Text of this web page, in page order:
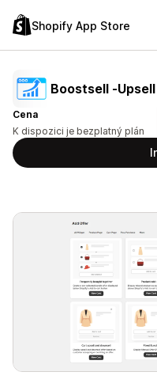
Shopify App Store
Boostsell
Cena
K dispozici je bezplatný plán